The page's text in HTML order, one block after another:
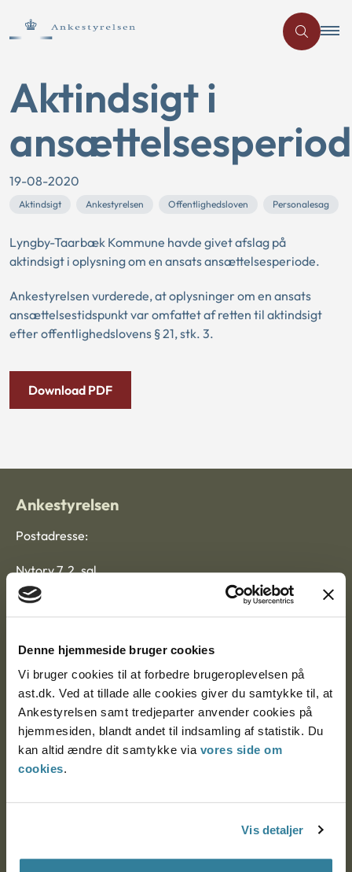
Denne hjemmeside bruger cookies
Vi bruger cookies til at forbedre brugeroplevelsen på
ast.dk. Ved at tillade alle cookies giver du samtykke til, at
Ankestyrelsen samt tredjeparter anvender cookies på
hjemmesiden, blandt andet til indsamling af statistik. Du
kan altid ændre dit samtykke via vores side om
cookies.
Vis detaljer
Aktindsigt i
19-08-2020
Aktindsigt Ankestyrelsen Offentlighedsloven Personalesag
Lyngby-Taarbæk Kommune havde givet afslag på
aktindsigt i oplysning om en ansats ansættelsesperiode.
Ankestyrelsen vurderede, at oplysninger om en ansats
ansættelsestidspunkt var omfattet af retten til aktindsigt
efter offentlighedslovens § 21, stk. 3.
Download PDF
Ankestyrelsen
Postadresse:
Nytorv 7, 2. sal
9000 Aalborg
Ankestyrelsen Aalborg
Ankestyrelsen København
EAN: 57 98 000 35 48 21
CVR: 1007 4002